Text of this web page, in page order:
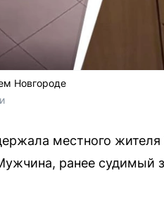
Новгороде
местного
ранее судимый